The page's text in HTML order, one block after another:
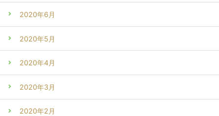
2020年6月
2020年5月
2020年4月
2020年3月
2020年2月